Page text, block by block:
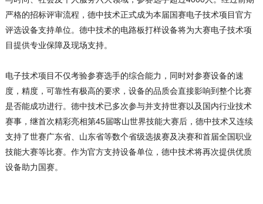
严格的招标评审流程，德中技术正式成为本届国赛电子技术项目官方
评选设备支持单位。德中技术的电路板打样设备将为大赛电子技术项
目提供专业保障及现场支持。
电子技术项目不仅考验参赛选手的综合能力，同时对参赛设备的速
度，精度，可靠性有极高的要求，设备的品质会直接影响到整个比赛
是否能成功进行。德中技术已多次参与并支持世赛以及国内行业技术
赛事，继首次精彩亮相第45届喀山世界技能大赛后，德中技术又连续
支持了世赛广东省、山东省等数个省级选拔赛及决赛和首届全国职业
技能大赛等比赛。作为官方支持设备单位，德中技术将再次提供优质
设备助力国赛。